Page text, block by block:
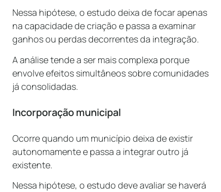
Nessa hipótese, o estudo deixa de focar apenas
na capacidade de criação e passa a examinar
ganhos ou perdas decorrentes da integração.
A análise tende a ser mais complexa porque
envolve efeitos simultâneos sobre comunidades
já consolidadas.
Incorporação municipal
Ocorre quando um município deixa de existir
autonomamente e passa a integrar outro já
existente.
Nessa hipótese, o estudo deve avaliar se haverá